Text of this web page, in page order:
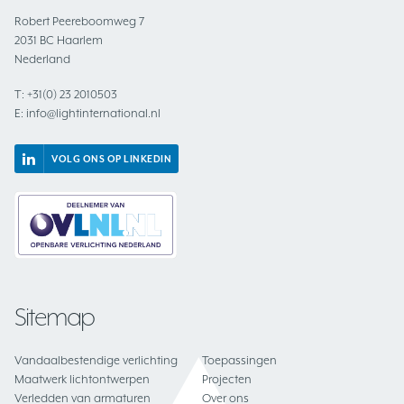
Robert Peereboomweg 7
2031 BC Haarlem
Nederland
T: +31(0) 23 2010503
E: info@lightinternational.nl
VOLG ONS OP LINKEDIN
Sitemap
Vandaalbestendige verlichting
Maatwerk lichtontwerpen
Verledden van armaturen
Toepassingen
Projecten
Over ons